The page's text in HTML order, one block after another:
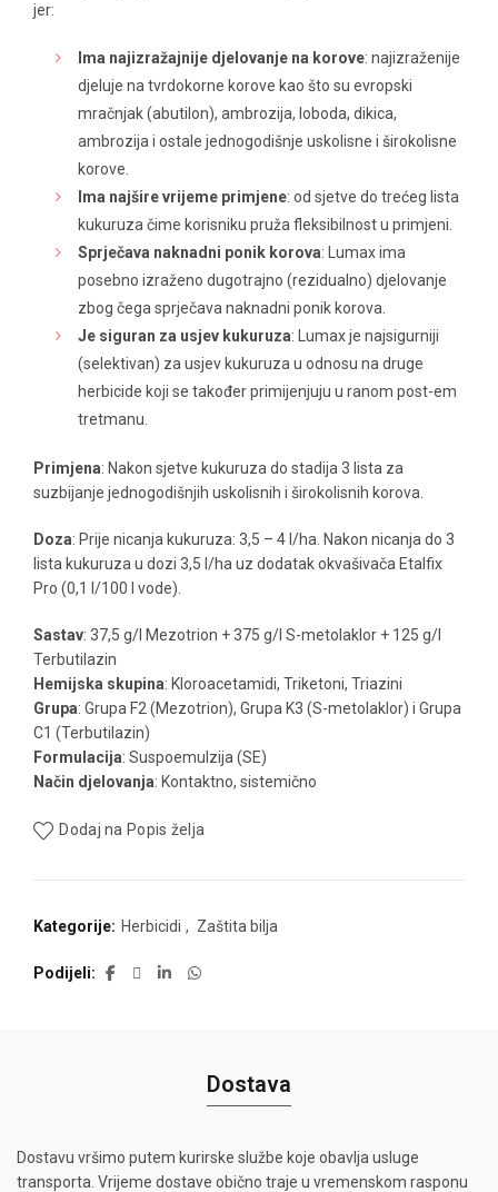
jer:
Ima najizražajnije djelovanje na korove: najizraženije
djeluje na tvrdokorne korove kao što su evropski
mračnjak (abutilon), ambrozija, loboda, dikica,
ambrozija i ostale jednogodišnje uskolisne i širokolisne
korove.
Ima najšire vrijeme primjene: od sjetve do trećeg lista
kukuruza čime korisniku pruža fleksibilnost u primjeni.
Sprječava naknadni ponik korova: Lumax ima
posebno izraženo dugotrajno (rezidualno) djelovanje
zbog čega sprječava naknadni ponik korova.
Je siguran za usjev kukuruza: Lumax je najsigurniji
(selektivan) za usjev kukuruza u odnosu na druge
herbicide koji se također primijenjuju u ranom post-em
tretmanu.
Primjena: Nakon sjetve kukuruza do stadija 3 lista za
suzbijanje jednogodišnjih uskolisnih i širokolisnih korova.
Doza: Prije nicanja kukuruza: 3,5 – 4 l/ha. Nakon nicanja do 3
lista kukuruza u dozi 3,5 l/ha uz dodatak okvašivača Etalfix
Pro (0,1 l/100 l vode).
Sastav: 37,5 g/l Mezotrion + 375 g/l S-metolaklor + 125 g/l
Terbutilazin
Hemijska skupina: Kloroacetamidi, Triketoni, Triazini
Grupa: Grupa F2 (Mezotrion), Grupa K3 (S-metolaklor) i Grupa
C1 (Terbutilazin)
Formulacija: Suspoemulzija (SE)
Način djelovanja: Kontaktno, sistemično
Dodaj na Popis želja
Kategorije: Herbicidi , Zaštita bilja
Podijeli
Dostava
Dostavu vršimo putem kurirske službe koje obavlja usluge
transporta. Vrijeme dostave obično traje u vremenskom rasponu